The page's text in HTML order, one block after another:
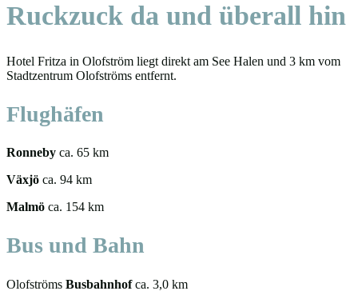
Ruckzuck da und überall hin
Hotel Fritza in Olofström liegt direkt am See Halen und 3 km vom
Stadtzentrum Olofströms entfernt.
Flughäfen
Ronneby ca. 65 km
Växjö ca. 94 km
Malmö ca. 154 km
Bus und Bahn
Olofströms Busbahnhofca. 3,0 km